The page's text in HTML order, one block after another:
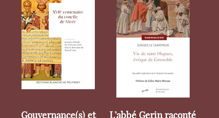
Gouvernance(s) et
L’abbé Gerin raconté